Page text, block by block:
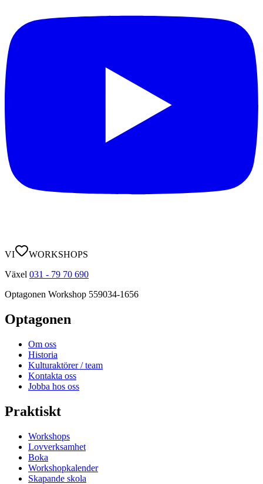
VI
WORKSHOPS
Växel 031 - 79 70 690
Optagonen Workshop 559034-1656
Optagonen
Om oss
Historia
Kulturaktörer / team
Kontakta oss
Jobba hos oss
Praktiskt
Workshops
Lovverksamhet
Boka
Workshopkalender
Skapande skola